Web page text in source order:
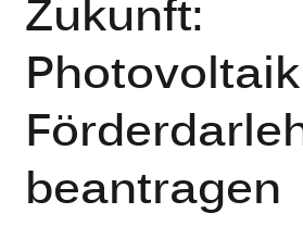
Zukunft:
beantragen